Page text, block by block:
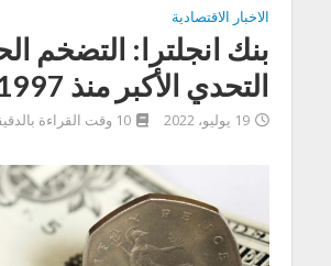
الاخبار الاقتصادية
بنك انجلترا: التضخم
التحدي الأكبر منذ 1997
19 يوليو، 2022 10 وقت القراءة بالدقيقة